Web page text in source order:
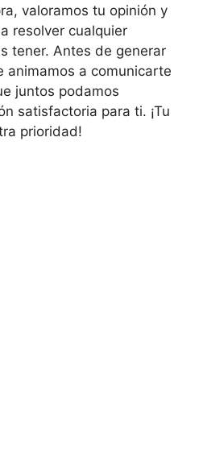
valoramos tu opinión y
resolver cualquier
tener. Antes de generar
animamos a comunicarte
juntos podamos
satisfactoria para ti. ¡Tu
prioridad!